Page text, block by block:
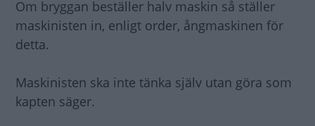
Om bryggan beställer halv maskin så ställer
maskinisten in, enligt order, ångmaskinen för
detta.
Maskinisten ska inte tänka själv utan göra som
kapten säger.